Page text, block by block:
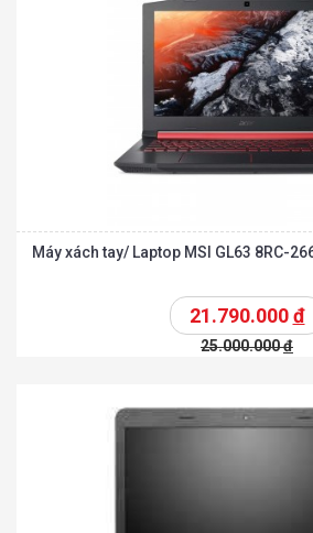
Máy xách tay/ Laptop MSI GL63 8RC-
21.790.000đ
25.000.000đ